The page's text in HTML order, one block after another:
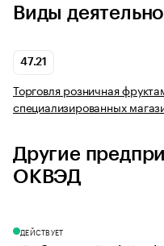
Виды
47.21
Торговля розничная
специализированных
Другие
ОКВЭД
ДЕЙСТВУЕТ